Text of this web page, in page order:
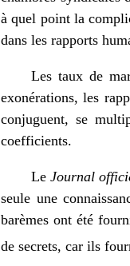
à quel point la
dans les rapports
Les taux de
exonérations, les
conjuguent, se
coefficients.
Le Journal
seule une
barèmes ont été
de secrets, car ils